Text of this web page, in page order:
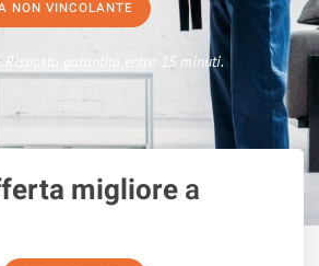
NON VINCOLANTE
Risposta garantita entro 15 minuti.
migliorea